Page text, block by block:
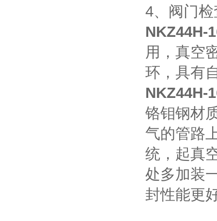
4、阀门
NKZ44H-
用，真空
环，具有
NKZ44H-
铬钼钢材
气的管路
统，起真
处多加装
封性能更